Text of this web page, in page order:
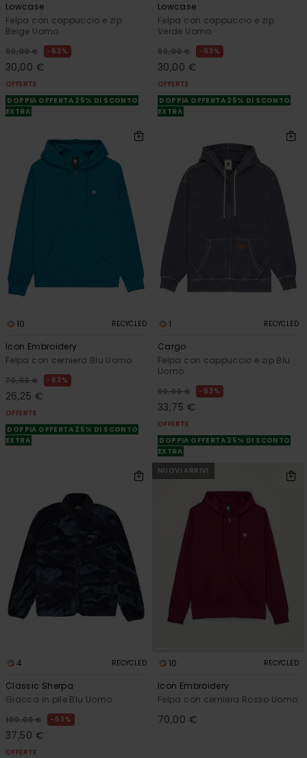
Lowcase
Felpa con cappuccio e zip
Beige Uomo
80,00 € 63%
30,00 €
OFFERTE
DOPPIA OFFERTA 25% DI SCONTO
EXTRA
Lowcase
Felpa con cappuccio e zip
Verde Uomo
80,00 € 63%
30,00 €
OFFERTE
DOPPIA OFFERTA 25% DI SCONTO
EXTRA
10 RECYCLED
Icon Embroidery
Felpa con cerniera Blu Uomo
70,00 € 63%
26,25 €
OFFERTE
DOPPIA OFFERTA 25% DI SCONTO
EXTRA
1 RECYCLED
Cargo
Felpa con cappuccio e zip Blu
Uomo
90,00 € 63%
33,75 €
OFFERTE
DOPPIA OFFERTA 25% DI SCONTO
EXTRA
4 RECYCLED
Classic Sherpa
Giacca in pile Blu Uomo
100,00 € 63%
37,50 €
OFFERTE
NUOVI ARRIVI
10 RECYCLED
Icon Embroidery
Felpa con cerniera Rosso Uomo
70,00 €